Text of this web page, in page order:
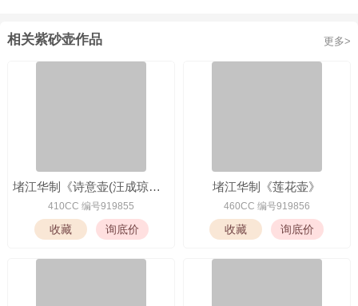
相关紫砂壶作品 更多>
堵江华制《诗意壶(汪成琼书铭)》
410CC 编号919855
堵江华制《莲花壶》
460CC 编号919856